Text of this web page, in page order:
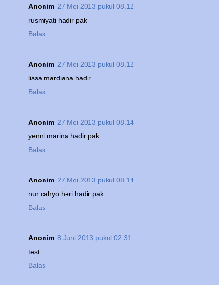
Anonim 27 Mei 2013 pukul 08.12
rusmiyati hadir pak
Balas
Anonim 27 Mei 2013 pukul 08.12
lissa mardiana hadir
Balas
Anonim 27 Mei 2013 pukul 08.14
yenni marina hadir pak
Balas
Anonim 27 Mei 2013 pukul 08.14
nur cahyo heri hadir pak
Balas
Anonim 8 Juni 2013 pukul 02.31
test
Balas